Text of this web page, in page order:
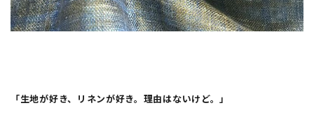
「生地が好き、リネンが好き。理由はないけど。」